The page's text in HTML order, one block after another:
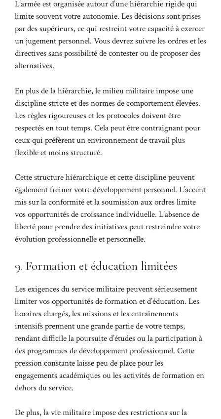
L’armée est organisée autour d’une hiérarchie rigide qui
limite souvent votre autonomie. Les décisions sont prises
par des supérieurs, ce qui restreint votre capacité à exercer
un jugement personnel. Vous devrez suivre les ordres et les
directives sans possibilité de contester ou de proposer des
alternatives.
En plus de la hiérarchie, le milieu militaire impose une
discipline stricte et des normes de comportement élevées.
Les règles rigoureuses et les protocoles doivent être
respectés en tout temps. Cela peut être contraignant pour
ceux qui préfèrent un environnement de travail plus
flexible et moins structuré.
Cette structure hiérarchique et cette discipline peuvent
également freiner votre développement personnel. L’accent
mis sur la conformité et la soumission aux ordres limite
vos opportunités de croissance individuelle. L’absence de
liberté pour prendre des initiatives peut restreindre votre
évolution professionnelle et personnelle.
9. Formation et éducation limitées
Les exigences du service militaire peuvent sérieusement
limiter vos opportunités de formation et d’éducation. Les
horaires chargés, les missions et les entraînements
intensifs prennent une grande partie de votre temps,
rendant difficile la poursuite d’études ou la participation à
des programmes de développement professionnel. Cette
pression constante laisse peu de place pour les
engagements académiques ou les activités de formation en
dehors du service.
De plus, la vie militaire impose des restrictions sur la